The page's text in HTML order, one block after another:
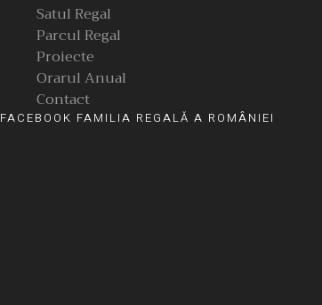
Satul Regal
Parcul Regal
Proiecte
Orarul Anual
Contact
FACEBOOK FAMILIA REGALĂ A ROMÂNIEI